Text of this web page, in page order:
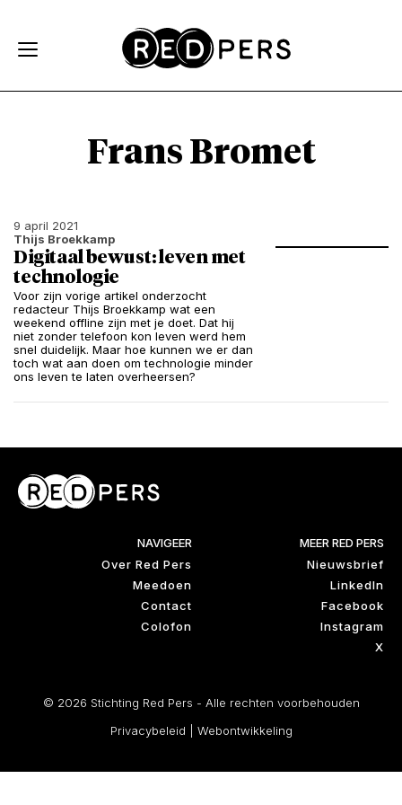
Frans Bromet
9 april 2021
Thijs Broekkamp
Digitaal bewust: leven met
technologie
Voor zijn vorige artikel onderzocht
redacteur Thijs Broekkamp wat een
weekend offline zijn met je doet. Dat hij
niet zonder telefoon kon leven werd hem
snel duidelijk. Maar hoe kunnen we er dan
toch wat aan doen om technologie minder
ons leven te laten overheersen?
NAVIGEER
Over Red Pers
Meedoen
Contact
Colofon
MEER RED PERS
Nieuwsbrief
LinkedIn
Facebook
Instagram
X
© 2026 Stichting Red Pers - Alle rechten voorbehouden
Privacybeleid
Webontwikkeling